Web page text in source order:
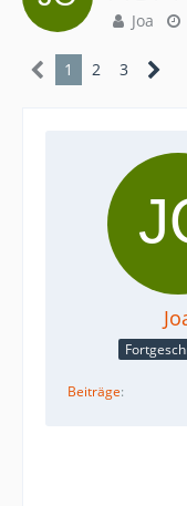
Joa
1 2 3
Beiträge